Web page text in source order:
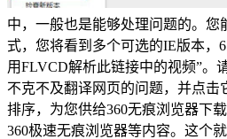
中，一般也是能够处理问题的。您
式，您将看到多个可选的IE版本，
用FLVCD解析此链接中的视频”。
不克不及翻译网页的问题，并点击
排序，为您供给360无痕浏览器下
360极速无痕浏览器等内容。这个